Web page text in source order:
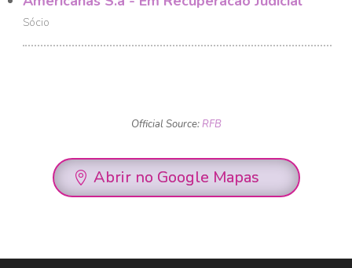
Sócio
Official Source:RFB
Abrir no Google Mapas